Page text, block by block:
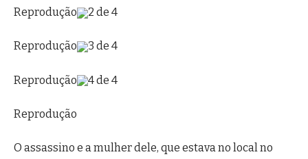
Reprodução 2 de 4
Reprodução 3 de 4
Reprodução 4 de 4
Reprodução
O assassino e a mulher dele, que estava no local no